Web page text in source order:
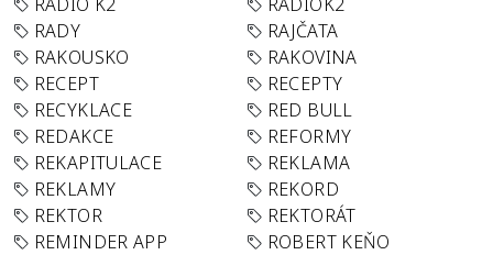
RADY
RAJČATA
RAKOUSKO
RAKOVINA
RECEPT
RECEPTY
RECYKLACE
RED BULL
REDAKCE
REFORMY
REKAPITULACE
REKLAMA
REKLAMY
REKORD
REKTOR
REKTORÁT
REMINDER APP
ROBERT KEŇO